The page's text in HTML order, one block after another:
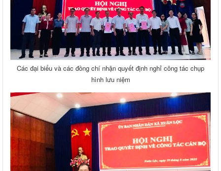
Các đại biểu và các đồng chí nhận quyết định nghỉ công tác chụp
hình lưu niệm